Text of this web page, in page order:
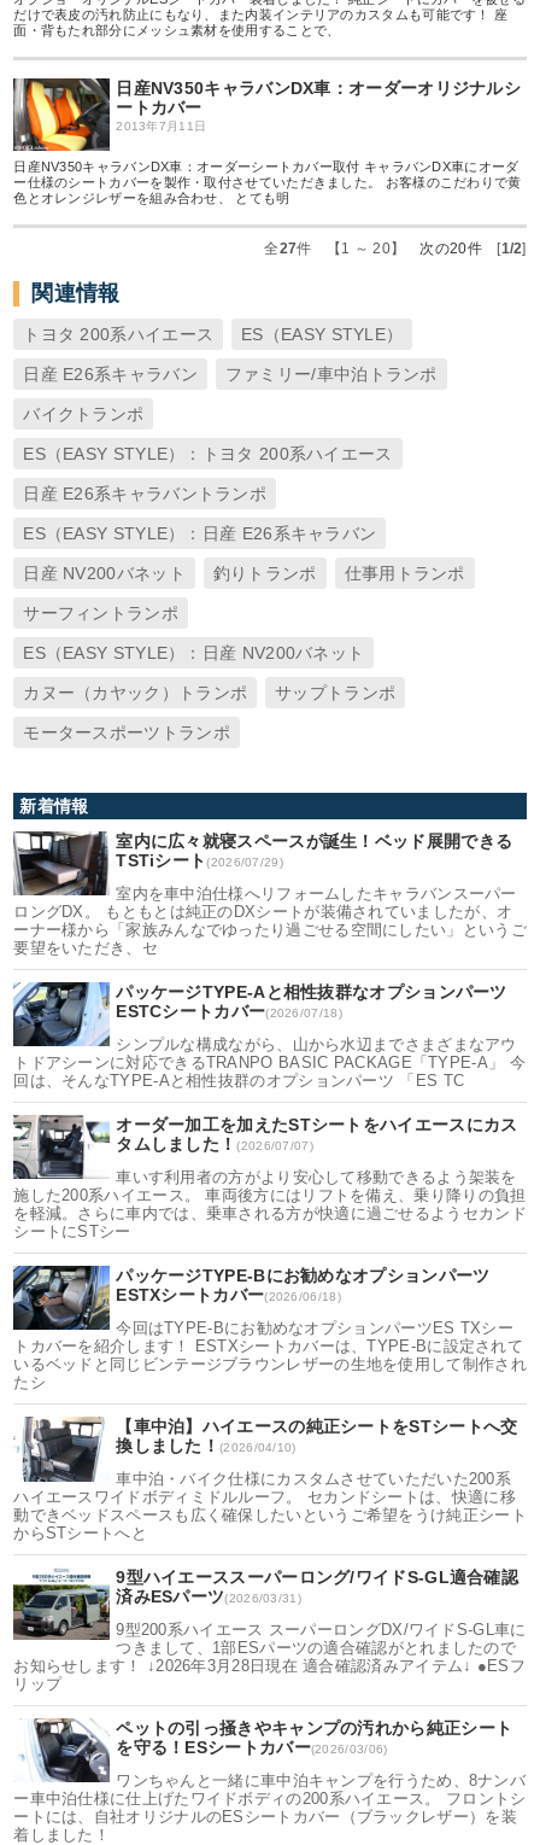
だけで表皮の汚れ防止にもなり、また内装インテリアのカスタムも可能です！ 座
面・背もたれ部分にメッシュ素材を使用することで、
日産NV350キャラバンDX車：オーダーオリジナルシ
ートカバー
2013年7月11日
日産NV350キャラバンDX車：オーダーシートカバー取付 キャラバンDX車にオーダ
ー仕様のシートカバーを製作・取付させていただきました。 お客様のこだわりで黄
色とオレンジレザーを組み合わせ、 とても明
全27件 【1 ～ 20】 次の20件[1/2]
関連情報
トヨタ 200系ハイエース ES（EASY STYLE）
日産 E26系キャラバン ファミリー/車中泊トランポ
バイクトランポ
ES（EASY STYLE）：トヨタ 200系ハイエース
日産 E26系キャラバントランポ
ES（EASY STYLE）：日産 E26系キャラバン
日産 NV200バネット 釣りトランポ 仕事用トランポ
サーフィントランポ
ES（EASY STYLE）：日産 NV200バネット
カヌー（カヤック）トランポ サップトランポ
モータースポーツトランポ
新着情報
室内に広々就寝スペースが誕生！ベッド展開できる
TSTiシート(2026/07/29)
室内を車中泊仕様へリフォームしたキャラバンスーパー
ロングDX。 もともとは純正のDXシートが装備されていましたが、オ
ーナー様から「家族みんなでゆったり過ごせる空間にしたい」というご
要望をいただき、セ
パッケージTYPE-Aと相性抜群なオプションパーツ
ESTCシートカバー(2026/07/18)
シンプルな構成ながら、山から水辺までさまざまなアウ
トドアシーンに対応できるTRANPO BASIC PACKAGE「TYPE-A」 今
回は、そんなTYPE-Aと相性抜群のオプションパーツ 「ES TC
オーダー加工を加えたSTシートをハイエースにカス
タムしました！(2026/07/07)
車いす利用者の方がより安心して移動できるよう架装を
施した200系ハイエース。 車両後方にはリフトを備え、乗り降りの負担
を軽減。さらに車内では、乗車される方が快適に過ごせるようセカンド
シートにSTシー
パッケージTYPE-Bにお勧めなオプションパーツ
ESTXシートカバー(2026/06/18)
今回はTYPE-Bにお勧めなオプションパーツES TXシー
トカバーを紹介します！ ESTXシートカバーは、TYPE-Bに設定されて
いるベッドと同じビンテージブラウンレザーの生地を使用して制作され
たシ
【車中泊】ハイエースの純正シートをSTシートへ交
換しました！(2026/04/10)
車中泊・バイク仕様にカスタムさせていただいた200系
ハイエースワイドボディミドルルーフ。 セカンドシートは、快適に移
動できベッドスペースも広く確保したいというご希望をうけ純正シート
からSTシートへと
9型ハイエーススーパーロング/ワイドS-GL適合確認
済みESパーツ(2026/03/31)
9型200系ハイエース スーパーロングDX/ワイドS-GL車に
つきまして、1部ESパーツの適合確認がとれましたので
お知らせします！ ↓2026年3月28日現在 適合確認済みアイテム↓ ●ESフ
リップ
ペットの引っ掻きやキャンプの汚れから純正シート
を守る！ESシートカバー(2026/03/06)
ワンちゃんと一緒に車中泊キャンプを行うため、8ナンバ
ー車中泊仕様に仕上げたワイドボディの200系ハイエース。 フロントシ
ートには、自社オリジナルのESシートカバー（ブラックレザー）を装
着しました！